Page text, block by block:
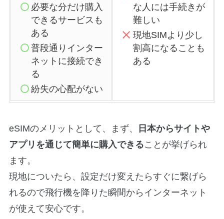
必要な分だけ購入
できるサービスも
ある
普段通りインター
ネットに接続でき
る
紛失の心配がない
な人には手続きが
難しい
現地SIMより少し
割高になることも
ある
eSIMのメリットとして、まず、
日本からサイトや
アプリを通じて簡単に購入できることが挙げられ
ます。
現地についたら、設定だけ変えたらすぐに繋げら
れるので飛行機を降りた瞬間からインターネット
が使えて安心です。